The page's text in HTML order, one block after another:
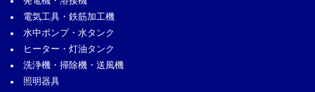
電気工具・鉄筋加工機
水中ポンプ・水タンク
ヒーター・灯油タンク
洗浄機・掃除機・送風機
照明器具